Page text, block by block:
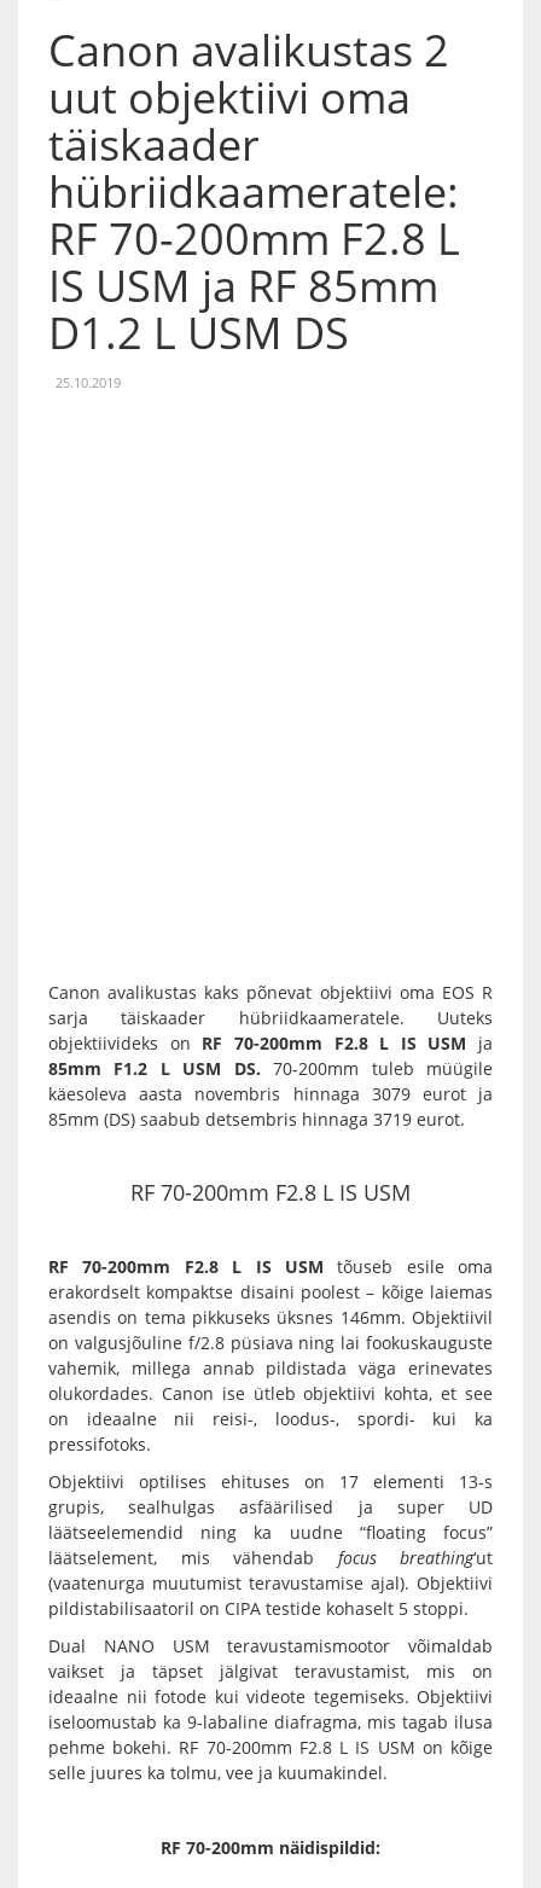
Canon avalikustas 2
uut objektiivi oma
täiskaader
hübriidkaameratele:
RF 70-200mm F2.8 L
IS USM ja RF 85mm
D1.2 L USM DS
25.10.2019
Canon avalikustas kaks põnevat objektiivi oma EOS R
sarja täiskaader hübriidkaameratele. Uuteks
objektiivideks on RF 70-200mm F2.8 L IS USM ja
85mm F1.2 L USM DS.70-200mm tuleb müügile
käesoleva aasta novembris hinnaga 3079 eurot ja
85mm (DS) saabub detsembris hinnaga 3719 eurot.
RF 70-200mm F2.8 L IS USM
RF 70-200mm F2.8 L IS USM tõuseb esile oma
erakordselt kompaktse disaini poolest – kõige laiemas
asendis on tema pikkuseks üksnes 146mm. Objektiivil
on valgusjõuline f/2.8 püsiava ning lai fookuskauguste
vahemik, millega annab pildistada väga erinevates
olukordades. Canon ise ütleb objektiivi kohta, et see
on ideaalne nii reisi-, loodus-, spordi- kui ka
pressifotoks.
Objektiivi optilises ehituses on 17 elementi 13-s
grupis, sealhulgas asfäärilised ja super UD
läätseelemendid ning ka uudne “floating focus”
läätselement, mis vähendab focus breathing‘ut
(vaatenurga muutumist teravustamise ajal). Objektiivi
pildistabilisaatoril on CIPA testide kohaselt 5 stoppi.
Dual NANO USM teravustamismootor võimaldab
vaikset ja täpset jälgivat teravustamist, mis on
ideaalne nii fotode kui videote tegemiseks. Objektiivi
iseloomustab ka 9-labaline diafragma, mis tagab ilusa
pehme bokehi. RF 70-200mm F2.8 L IS USM on kõige
selle juures ka tolmu, vee ja kuumakindel.
RF 70-200mm näidispildid: